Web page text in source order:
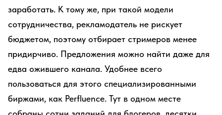
заработать. К тому же, при такой модели
сотрудничества, рекламодатель не рискует
бюджетом, поэтому отбирает стримеров менее
придирчиво. Предложения можно найти даже для
едва ожившего канала. Удобнее всего
пользоваться для этого специализированными
биржами, как Perfluence. Тут в одном месте